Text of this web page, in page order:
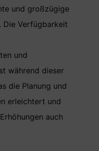
und großzügige
Die Verfügbarkeit
und
während dieser
die Planung und
erleichtert und
auch